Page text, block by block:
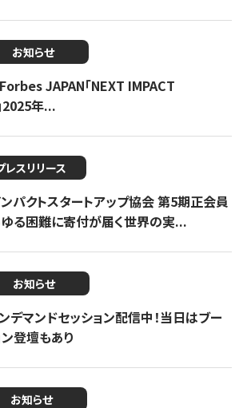
お知らせ
JAPAN「NEXT IMPACT
2025年...
レスリリース
ンパクトスタートアップ協会 第5期正会員
ゆる困難に寄付が届く世界の実...
お知らせ
デマンドセッション配信中！当日はブー
登壇もあり
お知らせ